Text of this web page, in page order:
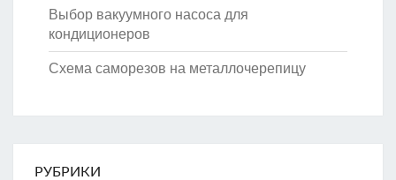
Выбор вакуумного насоса для
кондиционеров
Схема саморезов на металлочерепицу
РУБРИКИ